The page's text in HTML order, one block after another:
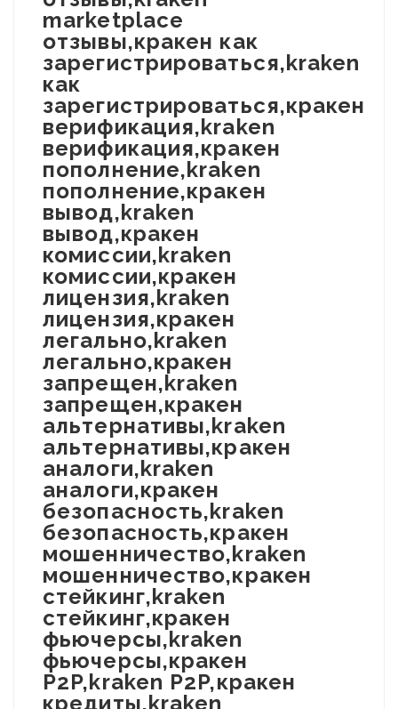
marketplace
отзывы,кракен как
зарегистрироваться,kraken
как
зарегистрироваться,кракен
верификация,kraken
верификация,кракен
пополнение,kraken
пополнение,кракен
вывод,kraken
вывод,кракен
комиссии,kraken
комиссии,кракен
лицензия,kraken
лицензия,кракен
легально,kraken
легально,кракен
запрещен,kraken
запрещен,кракен
альтернативы,kraken
альтернативы,кракен
аналоги,kraken
аналоги,кракен
безопасность,kraken
безопасность,кракен
мошенничество,kraken
мошенничество,кракен
стейкинг,kraken
стейкинг,кракен
фьючерсы,kraken
фьючерсы,кракен
P2P,kraken P2P,кракен
кредиты,kraken